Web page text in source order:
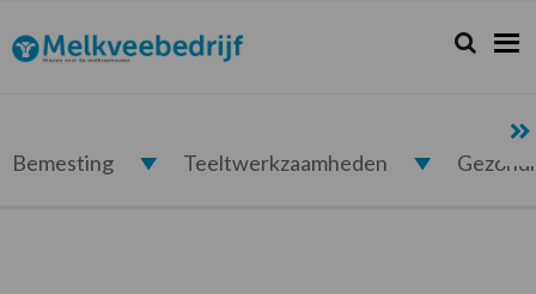
de
hoofdnavigatie
de
hoofd
de
eerste
de
voettekst
Melkveebedrijf.nl Zoeken...
Zoek
Bemesting Teeltwerkzaamheden